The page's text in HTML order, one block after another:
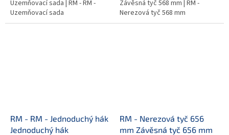
Uzemňovací sada | RM - RM -
Uzemňovací sada
Závěsná tyč 568 mm | RM -
Nerezová tyč 568 mm
RM - RM - Jednoduchý hák
Jednoduchý hák
RM - Nerezová tyč 656
mm Závěsná tyč 656 mm